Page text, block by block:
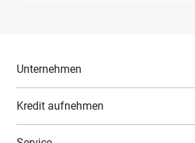
Unternehmen
Kredit aufnehmen